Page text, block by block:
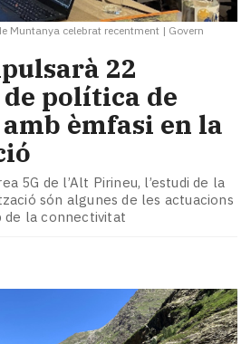
Muntanya celebrat recentment | Govern
22
política de
èmfasi en la
5G de l’Alt Pirineu, l’estudi de la
són algunes de les actuacions
la connectivitat